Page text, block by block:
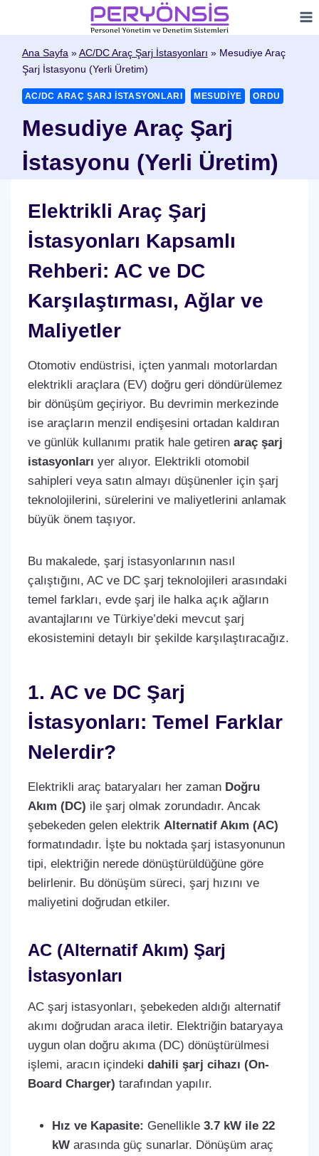
contentAna Sayfa»AC/DC Araç Şarj İstasyonları » Mesudiye Araç
Şarj İstasyonu (Yerli Üretim)
AC/DC ARAÇ ŞARJ İSTASYONLARI MESUDIYE ORDU
Mesudiye Araç Şarj
İstasyonu (Yerli Üretim)
Elektrikli Araç Şarj
İstasyonları Kapsamlı
Rehberi: AC ve DC
Karşılaştırması, Ağlar ve
Maliyetler
Otomotiv endüstrisi, içten yanmalı motorlardan
elektrikli araçlara (EV) doğru geri döndürülemez
bir dönüşüm geçiriyor. Bu devrimin merkezinde
ise araçların menzil endişesini ortadan kaldıran
ve günlük kullanımı pratik hale getiren araç şarj
istasyonları yer alıyor. Elektrikli otomobil
sahipleri veya satın almayı düşünenler için şarj
teknolojilerini, sürelerini ve maliyetlerini anlamak
büyük önem taşıyor.
Bu makalede, şarj istasyonlarının nasıl
çalıştığını, AC ve DC şarj teknolojileri arasındaki
temel farkları, evde şarj ile halka açık ağların
avantajlarını ve Türkiye’deki mevcut şarj
ekosistemini detaylı bir şekilde karşılaştıracağız.
1. AC ve DC Şarj
İstasyonları: Temel Farklar
Nelerdir?
Elektrikli araç bataryaları her zaman Doğru
Akım (DC) ile şarj olmak zorundadır. Ancak
şebekeden gelen elektrik Alternatif Akım (AC)
formatındadır. İşte bu noktada şarj istasyonunun
tipi, elektriğin nerede dönüştürüldüğüne göre
belirlenir. Bu dönüşüm süreci, şarj hızını ve
maliyetini doğrudan etkiler.
AC (Alternatif Akım) Şarj
İstasyonları
AC şarj istasyonları, şebekeden aldığı alternatif
akımı doğrudan araca iletir. Elektriğin bataryaya
uygun olan doğru akıma (DC) dönüştürülmesi
işlemi, aracın içindeki dahili şarj cihazı (On-
Board Charger) tarafından yapılır.
Hız ve Kapasite: Genellikle 3.7 kW ile 22
kWarasında güç sunarlar. Dönüşüm araç